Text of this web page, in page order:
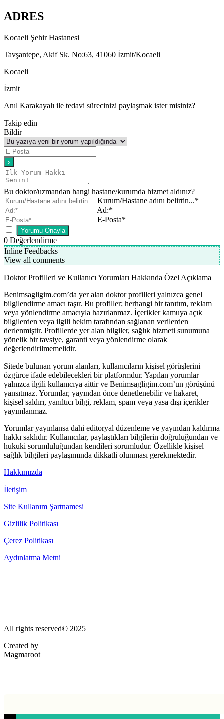
ADRES
Kocaeli Şehir Hastanesi
Tavşantepe, Akif Sk. No:63, 41060 İzmit/Kocaeli
Kocaeli
İzmit
Anıl Karakayalı ile tedavi sürecinizi paylaşmak ister misiniz?
Takip edin
Bildir
Bu doktor/uzmandan hangi hastane/kurumda hizmet aldınız?
Kurum/Hastane adını belirtin...*
Ad:*
E-Posta*
0 Değerlendirme
Inline Feedbacks
View all comments
Doktor Profilleri ve Kullanıcı Yorumları Hakkında Özel Açıklama
Benimsagligim.com’da yer alan doktor profilleri yalnızca genel
bilgilendirme amacı taşır. Bu profiller; herhangi bir tanıtım, reklam
veya yönlendirme amacıyla hazırlanmaz. İçerikler kamuya açık
bilgilerden veya ilgili hekim tarafından sağlanan verilerden
derlenmiştir. Profillerde yer alan bilgiler, sağlık hizmeti sunumuna
yönelik bir tavsiye, garanti veya yönlendirme olarak
değerlendirilmemelidir.
Sitede bulunan yorum alanları, kullanıcıların kişisel görüşlerini
özgürce ifade edebilecekleri bir platformdur. Yapılan yorumlar
yalnızca ilgili kullanıcıya aittir ve Benimsagligim.com’un görüşünü
yansıtmaz. Yorumlar, yayından önce denetlenebilir ve hakaret,
kişisel saldırı, yanıltıcı bilgi, reklam, spam veya yasa dışı içerikler
yayımlanmaz.
Yorumlar yayınlansa dahi editoryal düzenleme ve yayından kaldırma
hakkı saklıdır. Kullanıcılar, paylaştıkları bilgilerin doğruluğundan ve
hukuki sorumluluğundan kendileri sorumludur. Özellikle kişisel
sağlık bilgileri paylaşımında dikkatli olunması gerekmektedir.
Hakkımızda
İletişim
Site Kullanım Şartnamesi
Gizlilik Politikası
Çerez Politikası
Aydınlatma Metni
All rights reserved© 2025
Created by
Magmaroot